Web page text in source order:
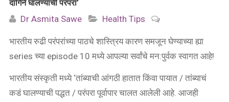
दागिने घालण्याची परंपरा’
Dr Asmita Sawe Health Tips
भारतीय रुढी परंपरांच्या पाठचे शास्त्रिय कारण समजून घेण्याच्या ह्या
series च्या episode 10 मध्ये आपल्या सर्वांचे मन:पुर्वक स्वागत आहे!
भारतीय संस्कृती मध्ये ‘तांब्याची आंगठी हातात किंवा पायात / तांब्याचं
कडं घालण्याची पद्धत / परंपरा पूर्वापार चालत आलेली आहे. आजही